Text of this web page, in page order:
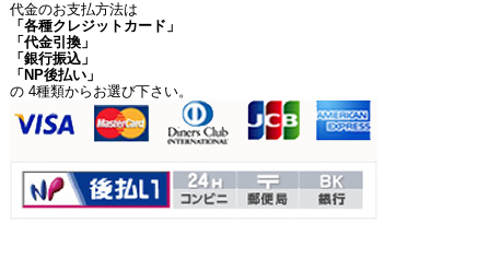
代金のお支払方法は
「各種クレジットカード」
「代金引換」
「銀行振込」
「NP後払い」
の 4種類からお選び下さい。